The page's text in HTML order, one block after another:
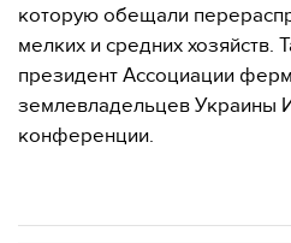
которую обещали
мелких и средних хозяйств.
президент Ассоциации
землевладельцев Украины
конференции.